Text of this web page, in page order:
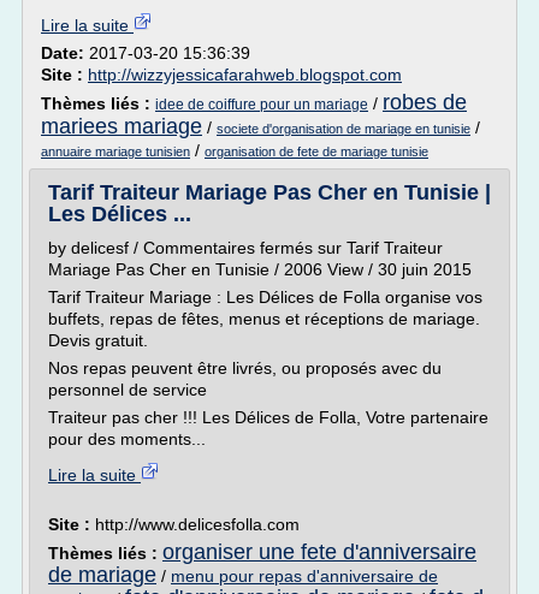
Lire la suite
Date: 2017-03-20 15:36:39
Site : http://wizzyjessicafarahweb.blogspot.com
Thèmes liés : idee de coiffure pour un mariage / robes de
mariees mariage / societe d'organisation de mariage en tunisie /
annuaire mariage tunisien / organisation de fete de mariage tunisie
Tarif Traiteur Mariage Pas Cher en Tunisie |
Les Délices ...
by delicesf / Commentaires fermés sur Tarif Traiteur
Mariage Pas Cher en Tunisie / 2006 View / 30 juin 2015
Tarif Traiteur Mariage : Les Délices de Folla organise vos
buffets, repas de fêtes, menus et réceptions de mariage.
Devis gratuit.
Nos repas peuvent être livrés, ou proposés avec du
personnel de service
Traiteur pas cher !!! Les Délices de Folla, Votre partenaire
pour des moments...
Lire la suite
Site : http://www.delicesfolla.com
Thèmes liés : organiser une fete d'anniversaire
de mariage / menu pour repas d'anniversaire de